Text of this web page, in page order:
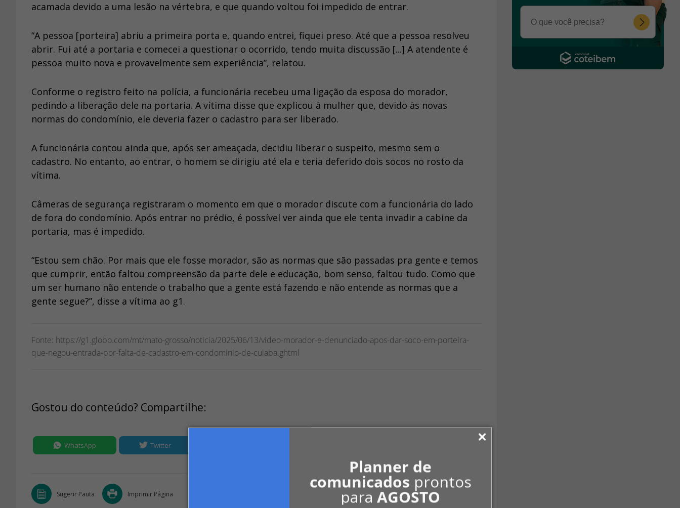
Planner de
comunicados prontos
paraAGOSTO
acamada devido a uma lesão na vértebra, e que quando voltou foi impedido de entrar.
“A pessoa [porteira] abriu a primeira porta e, quando entrei, fiquei preso. Até que a pessoa resolveu
abrir. Fui até a portaria e comecei a questionar o ocorrido, tendo muita discussão [...] A atendente é
pessoa muito nova e provavelmente sem experiência”, relatou.
Conforme o registro feito na polícia, a funcionária recebeu uma ligação da esposa do morador,
pedindo a liberação dele na portaria. A vítima disse que explicou à mulher que, devido às novas
normas do condomínio, ele deveria fazer o cadastro para ser liberado.
A funcionária contou ainda que, após ser ameaçada, decidiu liberar o suspeito, mesmo sem o
cadastro. No entanto, ao entrar, o homem se dirigiu até ela e teria deferido dois socos no rosto da
vítima.
Câmeras de segurança registraram o momento em que o morador discute com a funcionária do lado
de fora do condomínio. Após entrar no prédio, é possível ver ainda que ele tenta invadir a cabine da
portaria, mas é impedido.
“Estou sem chão. Por mais que ele fosse morador, são as normas que são passadas pra gente e temos
que cumprir, então faltou compreensão da parte dele e educação, bom senso, faltou tudo. Como que
um ser humano não entende o trabalho que a gente está fazendo e não entende as normas que a
gente segue?”, disse a vítima ao g1.
Fonte: https://g1.globo.com/mt/mato-grosso/noticia/2025/06/13/video-morador-e-denunciado-apos-dar-soco-em-porteira-
que-negou-entrada-por-falta-de-cadastro-em-condominio-de-cuiaba.ghtml
Gostou do conteúdo? Compartilhe:
WhatsApp Twitter
Sugerir Pauta Imprimir Página